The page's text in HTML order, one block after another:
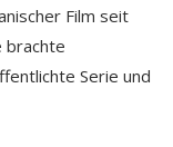
Film seit
brachte
Serie und